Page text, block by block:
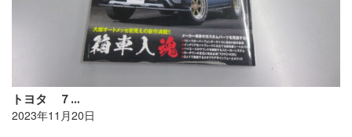
トヨタ ７…
2023年11月20日